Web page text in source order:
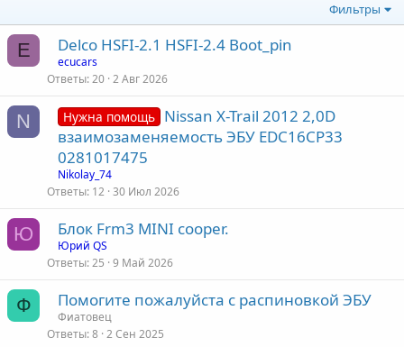
Фильтры
E Delco HSFI-2.1 HSFI-2.4 Boot_pin
ecucars
Ответы 20 2 Авг 2026
N Нужна помощь Nissan X-Trail 2012 2,0D
взаимозаменяемость ЭБУ EDC16CP33
0281017475
Nikolay_74
Ответы 12 30 Июл 2026
Ю Блок Frm3 MINI cooper.
Юрий QS
Ответы 25 9 Май 2026
Ф Помогите пожалуйста с распиновкой ЭБУ
Фиатовец
Ответы 8 2 Сен 2025